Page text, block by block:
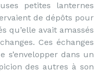
petites lanternes
de dépôts pour
qu’elle avait amassés
Ces échanges
s’envelopper dans un
des autres à son